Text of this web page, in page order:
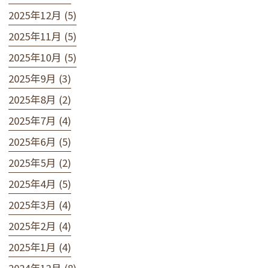
2025年12月 (5)
2025年11月 (5)
2025年10月 (5)
2025年9月 (3)
2025年8月 (2)
2025年7月 (4)
2025年6月 (5)
2025年5月 (2)
2025年4月 (5)
2025年3月 (4)
2025年2月 (4)
2025年1月 (4)